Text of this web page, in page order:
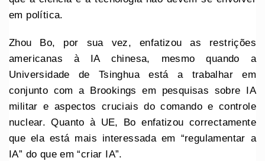
em política.
Zhou Bo, por sua vez, enfatizou as restrições
americanas à IA chinesa, mesmo quando a
Universidade de Tsinghua está a trabalhar em
conjunto com a Brookings em pesquisas sobre IA
militar e aspectos cruciais do comando e controle
nuclear. Quanto à UE, Bo enfatizou correctamente
que ela está mais interessada em “regulamentar a
IA” do que em “criar IA”.